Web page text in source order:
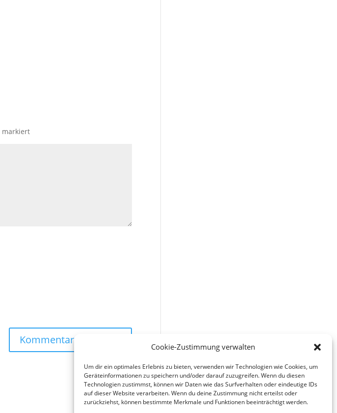
Cookie-Zustimmung verwalten
Um dir ein optimales Erlebnis zu bieten, verwenden wir Technologien wie Cookies, um
Geräteinformationen zu speichern und/oder darauf zuzugreifen. Wenn du diesen
Technologien zustimmst, können wir Daten wie das Surfverhalten oder eindeutige IDs
auf dieser Website verarbeiten. Wenn du deine Zustimmung nicht erteilst oder
zurückziehst, können bestimmte Merkmale und Funktionen beeinträchtigt werden.
markiert